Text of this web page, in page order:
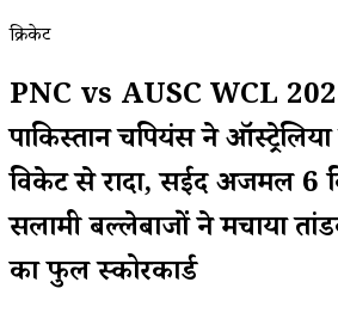
क्रिकेट
PNC vs AUSC WCL
पाकिस्तान चैंपियंस ने
विकेट से रौंदा, सईद अजमल 6
सलामी बल्लेबाजों ने मचाया
का फुल स्कोरकार्ड